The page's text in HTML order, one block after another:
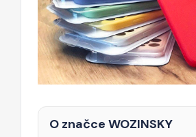
O značce WOZINSKY